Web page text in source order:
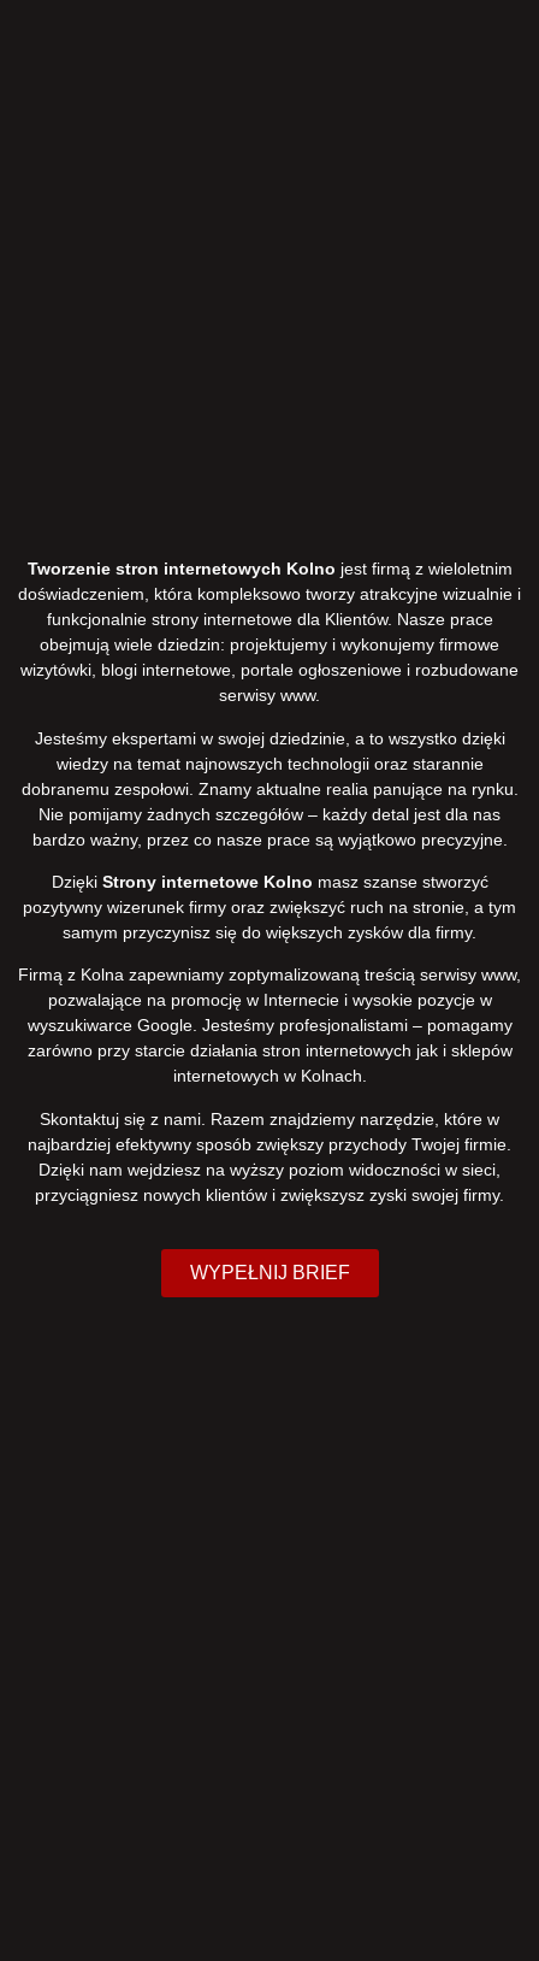
Tworzenie stron internetowych Kolno jest firmą z wieloletnim
doświadczeniem, która kompleksowo tworzy atrakcyjne wizualnie i
funkcjonalnie strony internetowe dla Klientów. Nasze prace
obejmują wiele dziedzin: projektujemy i wykonujemy firmowe
wizytówki, blogi internetowe, portale ogłoszeniowe i rozbudowane
serwisy www.
Jesteśmy ekspertami w swojej dziedzinie, a to wszystko dzięki
wiedzy na temat najnowszych technologii oraz starannie
dobranemu zespołowi. Znamy aktualne realia panujące na rynku.
Nie pomijamy żadnych szczegółów – każdy detal jest dla nas
bardzo ważny, przez co nasze prace są wyjątkowo precyzyjne.
Dzięki Strony internetowe Kolno masz szanse stworzyć
pozytywny wizerunek firmy oraz zwiększyć ruch na stronie, a tym
samym przyczynisz się do większych zysków dla firmy.
Firmą z Kolna zapewniamy zoptymalizowaną treścią serwisy www,
pozwalające na promocję w Internecie i wysokie pozycje w
wyszukiwarce Google. Jesteśmy profesjonalistami – pomagamy
zarówno przy starcie działania stron internetowych jak i sklepów
internetowych w Kolnach.
Skontaktuj się z nami. Razem znajdziemy narzędzie, które w
najbardziej efektywny sposób zwiększy przychody Twojej firmie.
Dzięki nam wejdziesz na wyższy poziom widoczności w sieci,
przyciągniesz nowych klientów i zwiększysz zyski swojej firmy.
WYPEŁNIJ BRIEF